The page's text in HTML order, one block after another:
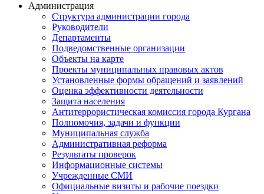
Администрация
Структура администрации города
Руководители
Департаменты
Подведомственные организации
Объекты на карте
Проекты муниципальных правовых актов
Установленные формы обращений и заявлений
Оценка эффективности деятельности
Защита населения
Антитеррористическая комиссия города Кургана
Полномочия, задачи и функции
Муниципальная служба
Административная реформа
Результаты проверок
Информационные системы
Учрежденные СМИ
Официальные визиты и рабочие поездки